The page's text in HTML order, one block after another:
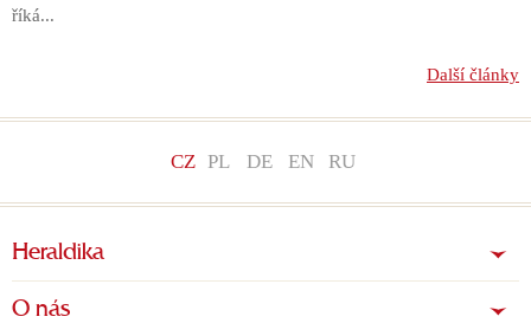
říká...
Další články
CZ PL DE EN RU
Heraldika
O nás